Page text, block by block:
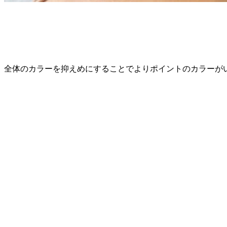
全体のカラーを抑えめにすることでよりポイントのカラーが